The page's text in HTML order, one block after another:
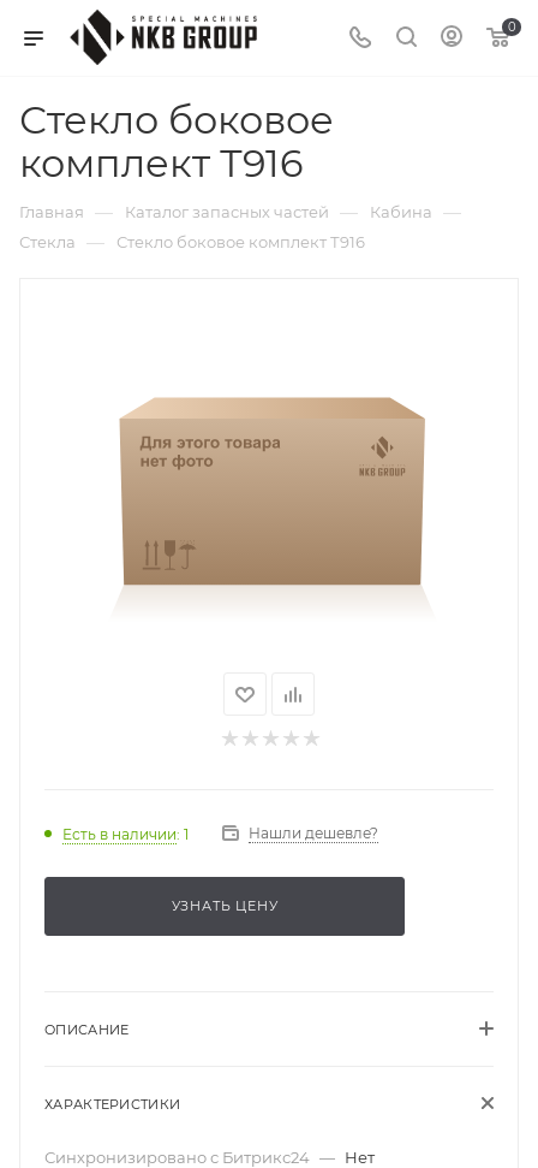
0
Стекло боковое
комплект Т916
Главная — Каталог запасных частей — Кабина —
Стекла — Стекло боковое комплект Т916
Есть в наличии: 1 Нашли дешевле?
УЗНАТЬ ЦЕНУ
ОПИСАНИЕ
ХАРАКТЕРИСТИКИ
Синхронизировано с Битрикс24 — Нет